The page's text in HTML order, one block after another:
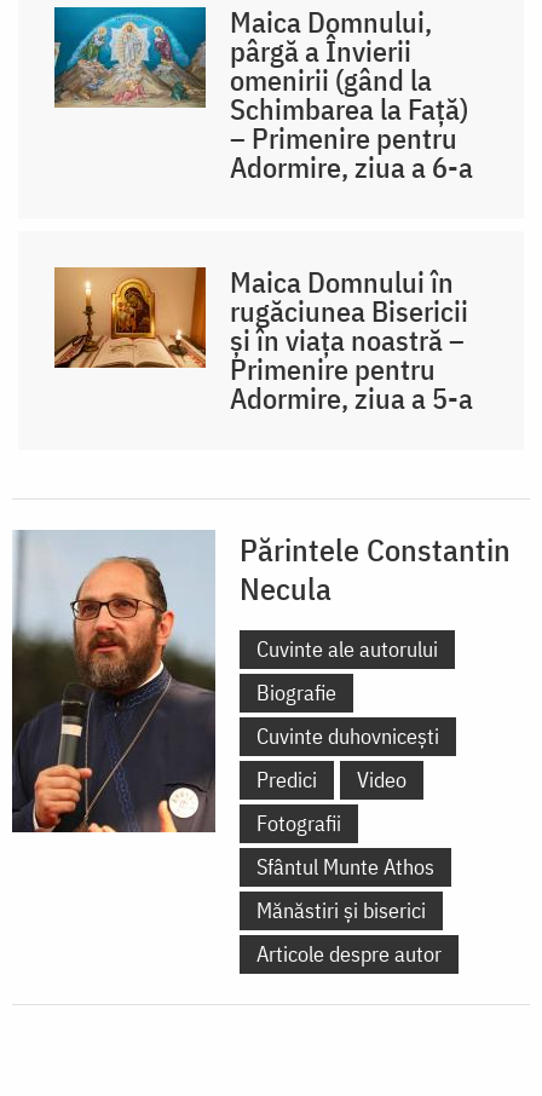
Maica Domnului,
pârgă a Învierii
omenirii (gând la
Schimbarea la Față)
– Primenire pentru
Adormire, ziua a 6-a
Maica Domnului în
rugăciunea Bisericii
și în viața noastră –
Primenire pentru
Adormire, ziua a 5-a
Părintele Constantin
Necula
Cuvinte ale autorului
Biografie
Cuvinte duhovnicești
Predici
Video
Fotografii
Sfântul Munte Athos
Mănăstiri și biserici
Articole despre autor